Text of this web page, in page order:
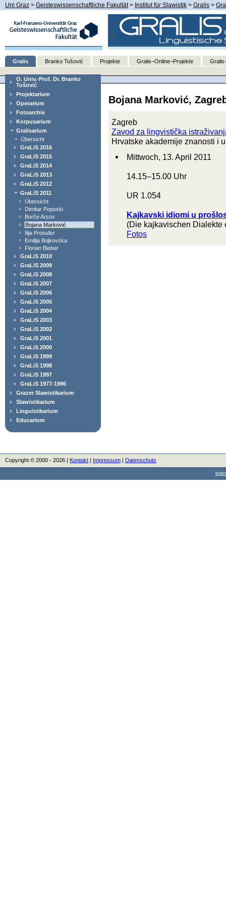
Uni Graz > Geisteswissenschaftliche Fakultät> Institut für Slawistik > Gralis >
Gralis Branko Tošović Projekte Gralis–Online–Projekte
O. Univ.-Prof. Dr. Branko
Tošović
Projektarium
Operarium
Fotoarchiv
Korpusarium
Gralisarium
Übersicht
GraLiS 2016
GraLiS 2015
GraLiS 2014
GraLiS 2013
GraLiS 2012
GraLiS 2011
Übersicht
Dimitar Poposki
Borče Arsov
Bojana Marković
Ilija Protuđer
Emilija Bojkovska
Florian Bieber
GraLiS 2010
GraLiS 2009
GraLiS 2008
GraLiS 2007
GraLiS 2006
GraLiS 2005
GraLiS 2004
GraLiS 2003
GraLiS 2002
GraLiS 2001
GraLiS 2000
GraLiS 1999
GraLiS 1998
GraLiS 1997
GraLiS 1977-1996
Grazer Slawistikarium
Slawistikarium
Linguistikarium
Educarium
Bojana Marković,
Zagreb
Zavod za lingvistička
Hrvatske akademije znanosti i
Mittwoch, 13. April 2011
14.15–15.00 Uhr
UR 1.054
Kajkavski idiomi u
(Die kajkavischen Dialekte
Fotos
Copyright © 2000 - 2026 | Kontakt | Impressum | Datenschutz